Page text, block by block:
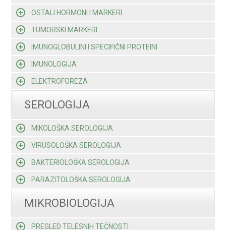
OSTALI HORMONI I MARKERI
TUMORSKI MARKERI
IMUNOGLOBULINI I SPECIFIČNI PROTEINI
IMUNOLOGIJA
ELEKTROFOREZA
SEROLOGIJA
MIKOLOŠKA SEROLOGIJA
VIRUSOLOŠKA SEROLOGIJA
BAKTERIOLOŠKA SEROLOGIJA
PARAZITOLOŠKA SEROLOGIJA
MIKROBIOLOGIJA
PREGLED TELESNIH TEČNOSTI